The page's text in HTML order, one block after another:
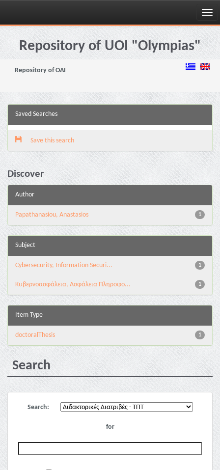
Skip
navigationRepository of UOI "Olympias"
Repository of OAI
Saved Searches
Save this search
Discover
Author
1
Papathanasiou, Anastasios
Subject
1
Cybersecurity, Information Securi...
1
Κυβερνοασφάλεια, Ασφάλεια Πληροφο...
Item Type
1
doctoralThesis
Search
Search:
for